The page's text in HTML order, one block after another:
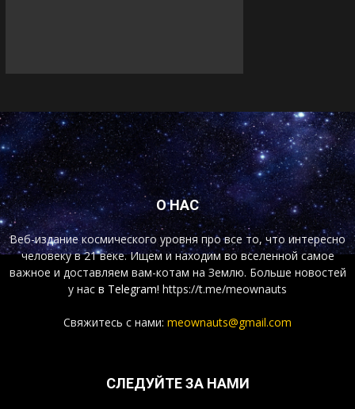
О НАС
Веб-издание космического уровня про все то, что интересно
человеку в 21 веке. Ищем и находим во вселенной самое
важное и доставляем вам-котам на Землю. Больше новостей
у нас в Telegram! https://t.me/meownauts
Свяжитесь с нами: meownauts@gmail.com
СЛЕДУЙТЕ ЗА НАМИ